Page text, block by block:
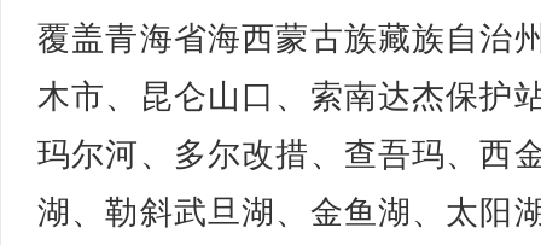
覆盖青海省海西蒙古族藏族自治
木市、昆仑山口、索南达杰保护
玛尔河、多尔改措、查吾玛、西
湖、勒斜武旦湖、金鱼湖、太阳